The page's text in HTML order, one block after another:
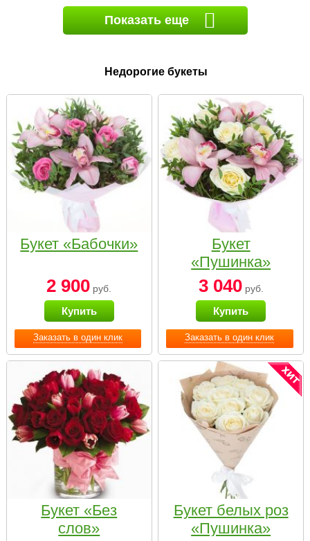
Показать еще
Недорогие букеты
Заказать в один клик
Букет «Бабочки»
2 900 руб.
Купить
Заказать в один клик
Букет
«Пушинка»
3 040руб.
Купить
Букет «Без
слов»
Букет белых роз
«Пушинка»